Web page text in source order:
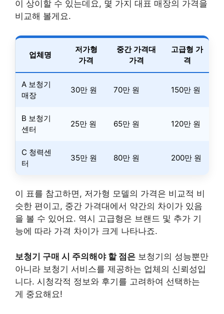
이 상이할 수 있는데요, 몇 가지 대표 매장의 가격을
비교해 볼게요.
업체명
저가형
가격
중간 가격대
가격
고급형 가
격
A 보청기
매장
30만 원 70만 원 150만 원
B 보청기
센터
25만 원 65만 원 120만 원
C 청력센
터
35만 원 80만 원 200만 원
이 표를 참고하면, 저가형 모델의 가격은 비교적 비
슷한 편이고, 중간 가격대에서 약간의 차이가 있음
을 볼 수 있어요. 역시 고급형은 브랜드 및 추가 기
능에 따라 가격 차이가 크게 나타나죠.
보청기 구매 시 주의해야 할 점은 보청기의 성능뿐만
아니라 보청기 서비스를 제공하는 업체의 신뢰성입
니다. 시청각적 정보와 후기를 고려하여 선택하는
게 중요해요!